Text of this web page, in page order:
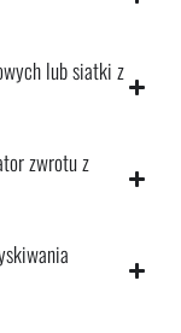
lub siatki z
zwrotu z